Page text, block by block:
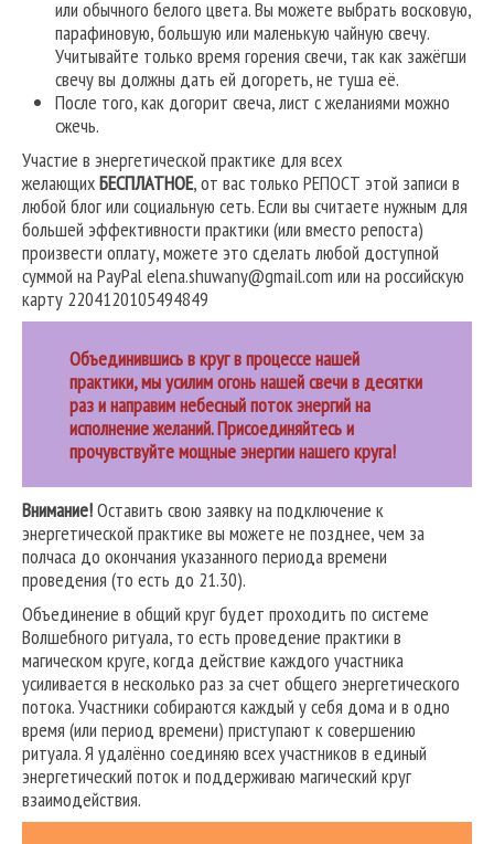
или обычного белого цвета. Вы можете выбрать восковую,
парафиновую, большую или маленькую чайную свечу.
Учитывайте только время горения свечи, так как зажёгши
свечу вы должны дать ей догореть, не туша её.
После того, как догорит свеча, лист с желаниями можно
сжечь.
Участие в энергетической практике для всех
желающихБЕСПЛАТНОЕ, от вас только РЕПОСТ этой записи в
любой блог или социальную сеть. Если вы считаете нужным для
большей эффективности практики (или вместо репоста)
произвести оплату, можете это сделать любой доступной
суммой на PayPal elena.shuwany@gmail.com или на российскую
карту 2204120105494849
Объединившись в круг в процессе нашей
практики, мы усилим огонь нашей свечи в десятки
раз и направим небесный поток энергий на
исполнение желаний. Присоединяйтесь и
прочувствуйте мощные энергии нашего круга!
Внимание!Оставить свою заявку на подключение к
энергетической практике вы можете не позднее, чем за
полчаса до окончания указанного периода времени
проведения (то есть до 21.30).
Объединение в общий круг будет проходить по системе
Волшебного ритуала, то есть проведение практики в
магическом круге, когда действие каждого участника
усиливается в несколько раз за счет общего энергетического
потока. Участники собираются каждый у себя дома и в одно
время (или период времени) приступают к совершению
ритуала. Я удалённо соединяю всех участников в единый
энергетический поток и поддерживаю магический круг
взаимодействия.